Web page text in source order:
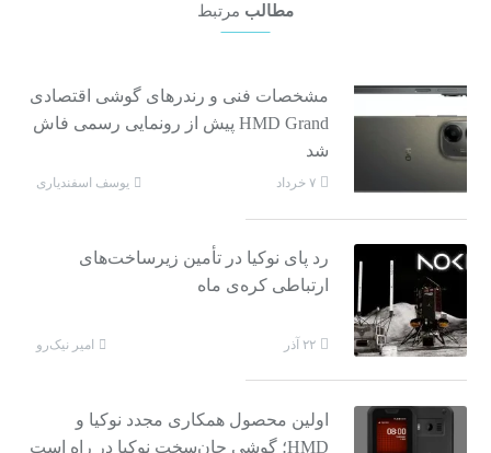
مطالب مرتبط
مشخصات فنی و رندرهای گوشی اقتصادی
HMD Grand پیش از رونمایی رسمی فاش
شد
۷ خرداد یوسف اسفندیاری
رد پای نوکیا در تأمین زیرساخت‌های
ارتباطی کره‌ی ماه
۲۲ آذر امیر نیک‌رو
اولین محصول همکاری مجدد نوکیا و
HMD؛ گوشی جان‌سخت نوکیا در راه است